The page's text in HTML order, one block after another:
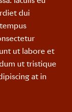
dui
ut labore et
ut tristique
at in